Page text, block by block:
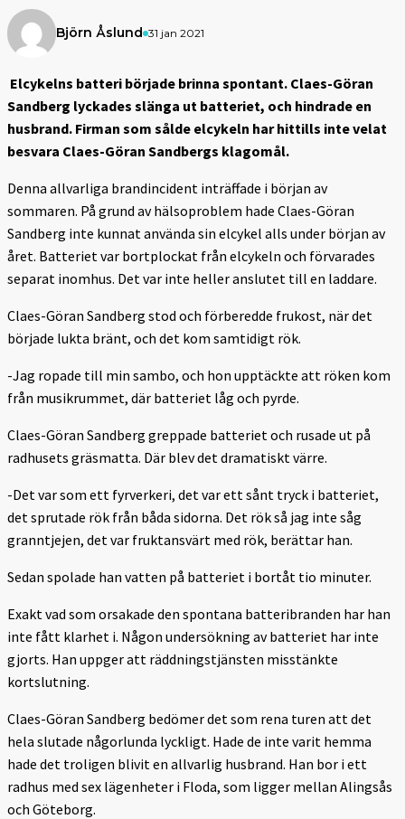
Björn Åslund 31 jan 2021
Elcykelns batteri började brinna spontant. Claes-Göran
Sandberg lyckades slänga ut batteriet, och hindrade en
husbrand. Firman som sålde elcykeln har hittills inte velat
besvara Claes-Göran Sandbergs klagomål.
Denna allvarliga brandincident inträffade i början av
sommaren. På grund av hälsoproblem hade Claes-Göran
Sandberg inte kunnat använda sin elcykel alls under början av
året. Batteriet var bortplockat från elcykeln och förvarades
separat inomhus. Det var inte heller anslutet till en laddare.
Claes-Göran Sandberg stod och förberedde frukost, när det
började lukta bränt, och det kom samtidigt rök.
-Jag ropade till min sambo, och hon upptäckte att röken kom
från musikrummet, där batteriet låg och pyrde.
Claes-Göran Sandberg greppade batteriet och rusade ut på
radhusets gräsmatta. Där blev det dramatiskt värre.
-Det var som ett fyrverkeri, det var ett sånt tryck i batteriet,
det sprutade rök från båda sidorna. Det rök så jag inte såg
granntjejen, det var fruktansvärt med rök, berättar han.
Sedan spolade han vatten på batteriet i bortåt tio minuter.
Exakt vad som orsakade den spontana batteribranden har han
inte fått klarhet i. Någon undersökning av batteriet har inte
gjorts. Han uppger att räddningstjänsten misstänkte
kortslutning.
Claes-Göran Sandberg bedömer det som rena turen att det
hela slutade någorlunda lyckligt. Hade de inte varit hemma
hade det troligen blivit en allvarlig husbrand. Han bor i ett
radhus med sex lägenheter i Floda, som ligger mellan Alingsås
och Göteborg.